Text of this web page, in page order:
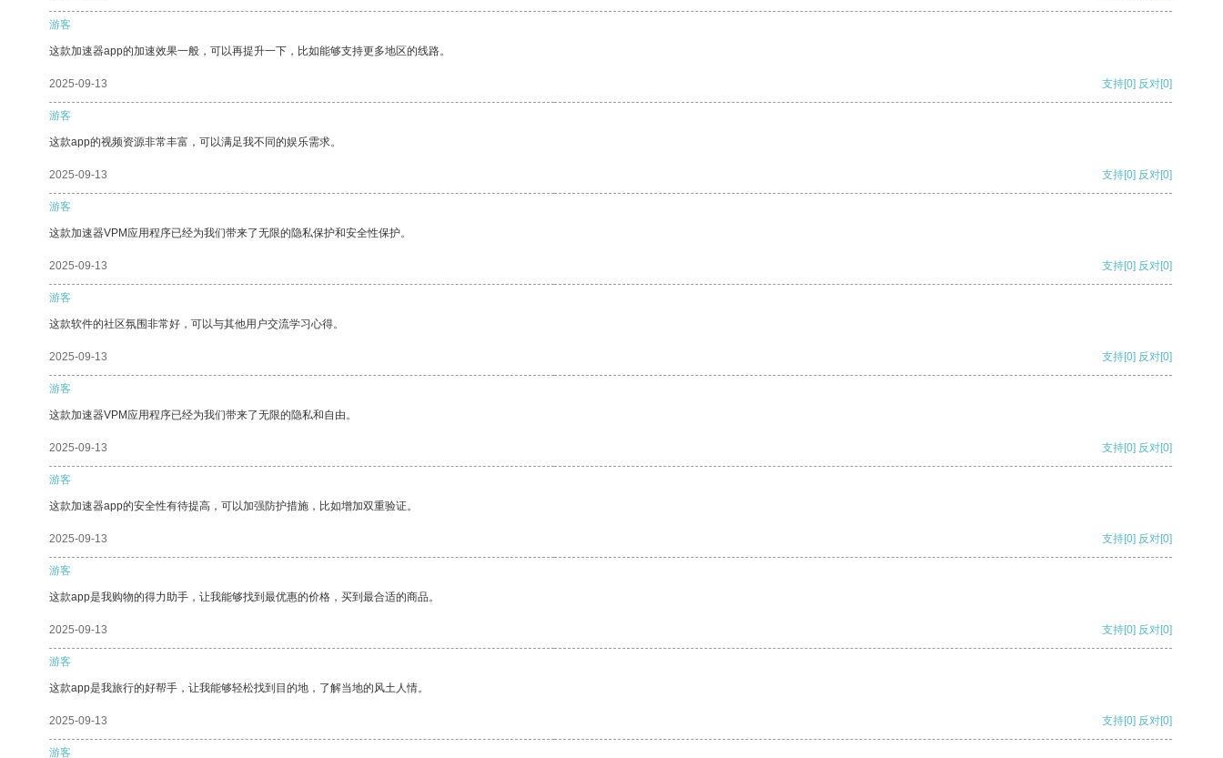
游客
这款加速器app的加速效果一般，可以再提升一下，比如能够支持更多地区的线路。
2025-09-13 支持[0] 反对[0]
游客
这款app的视频资源非常丰富，可以满足我不同的娱乐需求。
2025-09-13 支持[0] 反对[0]
游客
这款加速器VPM应用程序已经为我们带来了无限的隐私保护和安全性保护。
2025-09-13 支持[0] 反对[0]
游客
这款软件的社区氛围非常好，可以与其他用户交流学习心得。
2025-09-13 支持[0] 反对[0]
游客
这款加速器VPM应用程序已经为我们带来了无限的隐私和自由。
2025-09-13 支持[0] 反对[0]
游客
这款加速器app的安全性有待提高，可以加强防护措施，比如增加双重验证。
2025-09-13 支持[0] 反对[0]
游客
这款app是我购物的得力助手，让我能够找到最优惠的价格，买到最合适的商品。
2025-09-13 支持[0] 反对[0]
游客
这款app是我旅行的好帮手，让我能够轻松找到目的地，了解当地的风土人情。
2025-09-13 支持[0] 反对[0]
游客